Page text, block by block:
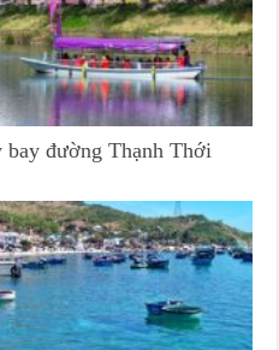
đường Thạnh Thới